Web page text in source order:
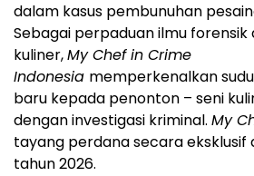
dalam kasus pembunuhan
Sebagai perpaduan ilmu forensik
kuliner,My Chef in Crime
Indonesia memperkenalkan
baru kepada penonton – seni
dengan investigasi kriminal. My
tayang perdana secara eksklusif
tahun 2026.